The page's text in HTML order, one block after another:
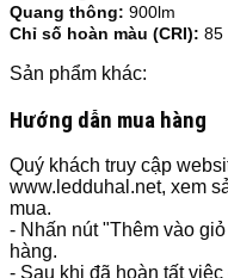
Quang thông: 900lm
Chỉ số hoàn màu (CRI): 85
Sản phẩm khác:
Hướng dẫn mua hàng
Quý khách truy cập
www.ledduhal.net, xem
mua.
- Nhấn nút "Thêm vào
hàng.
- Sau khi đã hoàn tất